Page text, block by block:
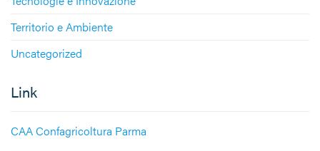
Territorio e Ambiente
Uncategorized
Link
CAA Confagricoltura Parma